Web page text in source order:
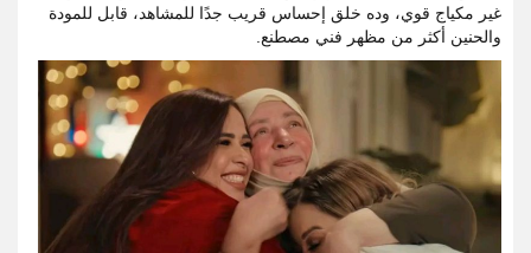
غير مكياج قوي، وده خلق إحساس قريب جدًا للمشاهد، قابل للمودة
والحنين أكثر من مظهر فني مصطنع.